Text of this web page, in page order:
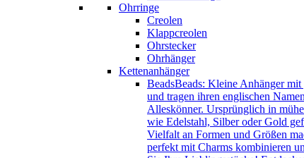
Ohrringe
Creolen
Klappcreolen
Ohrstecker
Ohrhänger
Kettenanhänger
BeadsBeads: Kleine Anhänger mit
und tragen ihren englischen
Alleskönner. Ursprünglich in
wie Edelstahl, Silber oder Gold
Vielfalt an Formen und Größen
perfekt mit Charms kombinieren